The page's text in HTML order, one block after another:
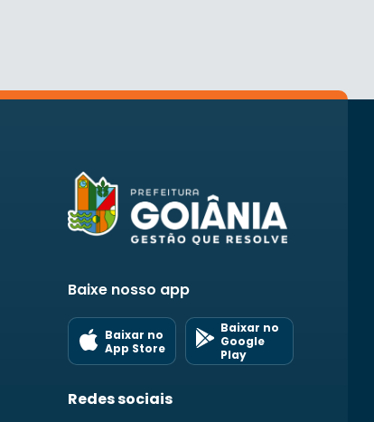
Baixe nosso app
Baixar no
App Store
Baixar no
Google
Play
Redes sociais